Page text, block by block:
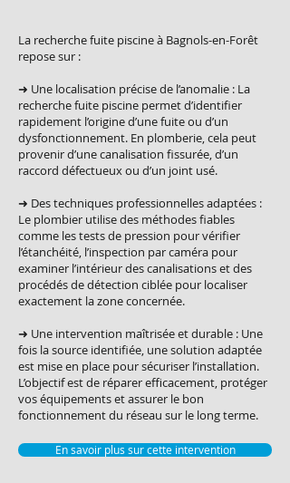
La recherche fuite piscine à Bagnols-en-Forêt
repose sur :
➜ Une localisation précise de l’anomalie : La
recherche fuite piscine permet d’identifier
rapidement l’origine d’une fuite ou d’un
dysfonctionnement. En plomberie, cela peut
provenir d’une canalisation fissurée, d’un
raccord défectueux ou d’un joint usé.
➜ Des techniques professionnelles adaptées :
Le plombier utilise des méthodes fiables
comme les tests de pression pour vérifier
l’étanchéité, l’inspection par caméra pour
examiner l’intérieur des canalisations et des
procédés de détection ciblée pour localiser
exactement la zone concernée.
➜ Une intervention maîtrisée et durable : Une
fois la source identifiée, une solution adaptée
est mise en place pour sécuriser l’installation.
L’objectif est de réparer efficacement, protéger
vos équipements et assurer le bon
fonctionnement du réseau sur le long terme.
En savoir plus sur cette intervention